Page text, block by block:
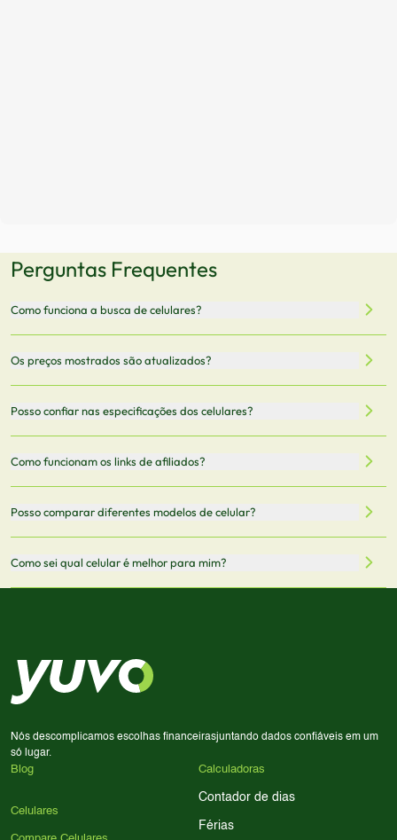
Perguntas Frequentes
Como funciona a busca de celulares?
armazenamento, memória RAM, bateria e conectividade
5G.
Os preços mostrados são atualizados?
vendedor antes de finalizar sua compra.
Posso confiar nas especificações dos celulares?
informações mais recentes de cada modelo.
Como funcionam os links de afiliados?
comissão sem custo adicional para você.
Posso comparar diferentes modelos de celular?
Sim! Você pode selecionar até 3 celulares para comparar
Como sei qual celular é melhor para mim?
processador e bateria são essenciais. Use nossos filtros
para encontrar o celular ideal.
Nós descomplicamos escolhas financeirasjuntando dados confiáveis em um
só lugar.
Blog
Celulares
Calculadoras
Contador de dias
Férias